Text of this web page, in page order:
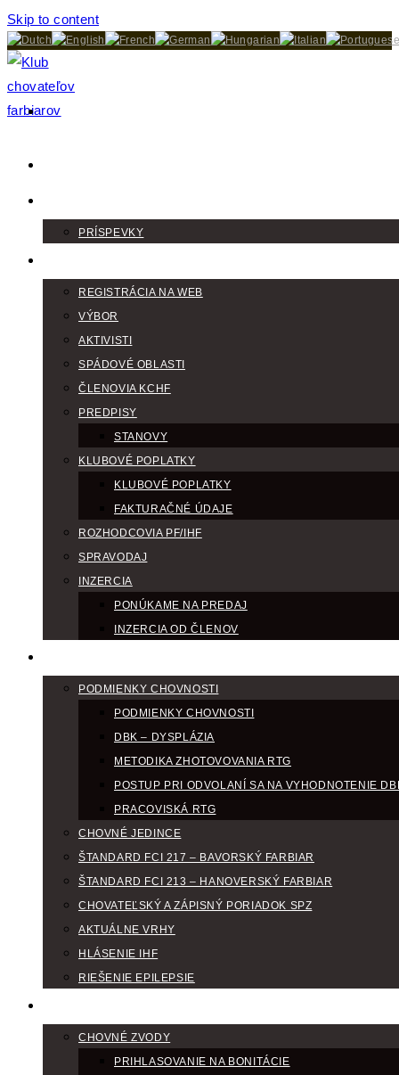
Skip to content
PRÍSPEVKY
REGISTRÁCIA NA WEB
VÝBOR
AKTIVISTI
SPÁDOVÉ OBLASTI
ČLENOVIA KCHF
PREDPISY
STANOVY
KLUBOVÉ POPLATKY
KLUBOVÉ POPLATKY
FAKTURAČNÉ ÚDAJE
ROZHODCOVIA PF/IHF
SPRAVODAJ
INZERCIA
PONÚKAME NA PREDAJ
INZERCIA OD ČLENOV
PODMIENKY CHOVNOSTI
PODMIENKY CHOVNOSTI
DBK – DYSPLÁZIA
METODIKA ZHOTOVOVANIA RTG
POSTUP PRI ODVOLANÍ SA NA VYHODNOTENIE
PRACOVISKÁ RTG
CHOVNÉ JEDINCE
ŠTANDARD FCI 217 – BAVORSKÝ FARBIAR
ŠTANDARD FCI 213 – HANOVERSKÝ FARBIAR
CHOVATEĽSKÝ A ZÁPISNÝ PORIADOK SPZ
AKTUÁLNE VRHY
HLÁSENIE IHF
RIEŠENIE EPILEPSIE
CHOVNÉ ZVODY
PRIHLASOVANIE NA BONITÁCIE